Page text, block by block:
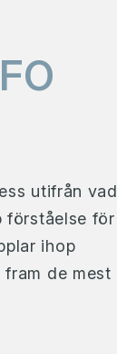
utifrån vad
förståelse för
ihop
de mest